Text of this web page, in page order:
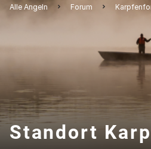
Alle Angeln Forum
Standort